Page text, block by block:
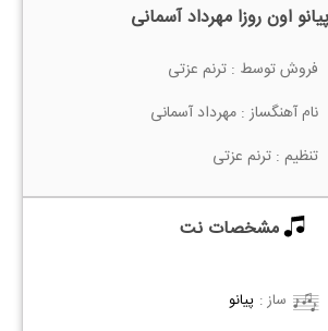
اون روزا مهرداد آسمانی
فروش توسط : ترنم عزتی
نام آهنگساز : مهرداد آسمانی
تنظیم : ترنم عزتی
مشخصات نت
ساز : پیانو